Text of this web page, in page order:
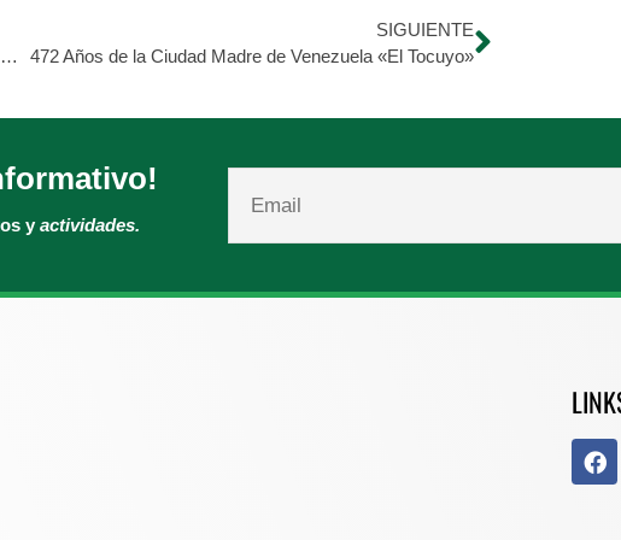
1ra Jornada de Siembra y Recuperación «Sembrando Vida»
SIGUIENTE
472 Años de la Ciudad Madre de Venezuela «El Tocuyo»
y actividades.